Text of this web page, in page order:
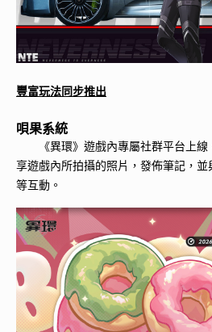
豐富玩法同步推出
唄果系統
《異環》遊戲內專屬社群平台上線
享遊戲內所拍攝的照片，發佈筆記，
等互動。